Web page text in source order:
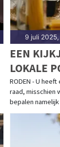
9 juli
EEN
LOKALE
RODEN - U
raad, misschien
bepalen